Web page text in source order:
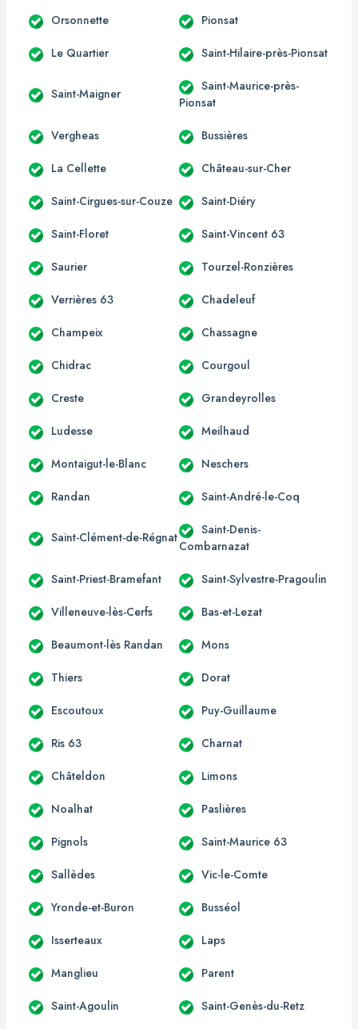
Orsonnette Pionsat
Le Quartier Saint-Hilaire-près-Pionsat
Saint-Maigner
Saint-Maurice-près-
Pionsat
Vergheas Bussières
La Cellette Château-sur-Cher
Saint-Cirgues-sur-Couze Saint-Diéry
Saint-Floret Saint-Vincent 63
Saurier Tourzel-Ronzières
Verrières 63 Chadeleuf
Champeix Chassagne
Chidrac Courgoul
Creste Grandeyrolles
Ludesse Meilhaud
Montaigut-le-Blanc Neschers
Randan Saint-André-le-Coq
Saint-Clément-de-Régnat
Saint-Denis-
Combarnazat
Saint-Priest-Bramefant Saint-Sylvestre-Pragoulin
Villeneuve-lès-Cerfs Bas-et-Lezat
Beaumont-lès Randan Mons
Thiers Dorat
Escoutoux Puy-Guillaume
Ris 63 Charnat
Châteldon Limons
Noalhat Paslières
Pignols Saint-Maurice 63
Sallèdes Vic-le-Comte
Yronde-et-Buron Busséol
Isserteaux Laps
Manglieu Parent
Saint-Agoulin Saint-Genès-du-Retz